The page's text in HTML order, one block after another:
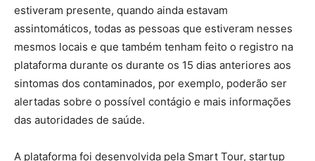
estiveram presente, quando ainda estavam
assintomáticos, todas as pessoas que estiveram nesses
mesmos locais e que também tenham feito o registro na
plataforma durante os durante os 15 dias anteriores aos
sintomas dos contaminados, por exemplo, poderão ser
alertadas sobre o possível contágio e mais informações
das autoridades de saúde.
A plataforma foi desenvolvida pela Smart Tour, startup